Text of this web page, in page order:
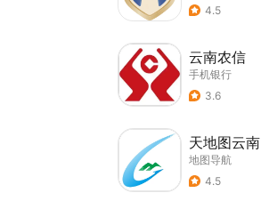
4.5
云南农信
手机银行
3.6
天地图云南
地图导航
4.5